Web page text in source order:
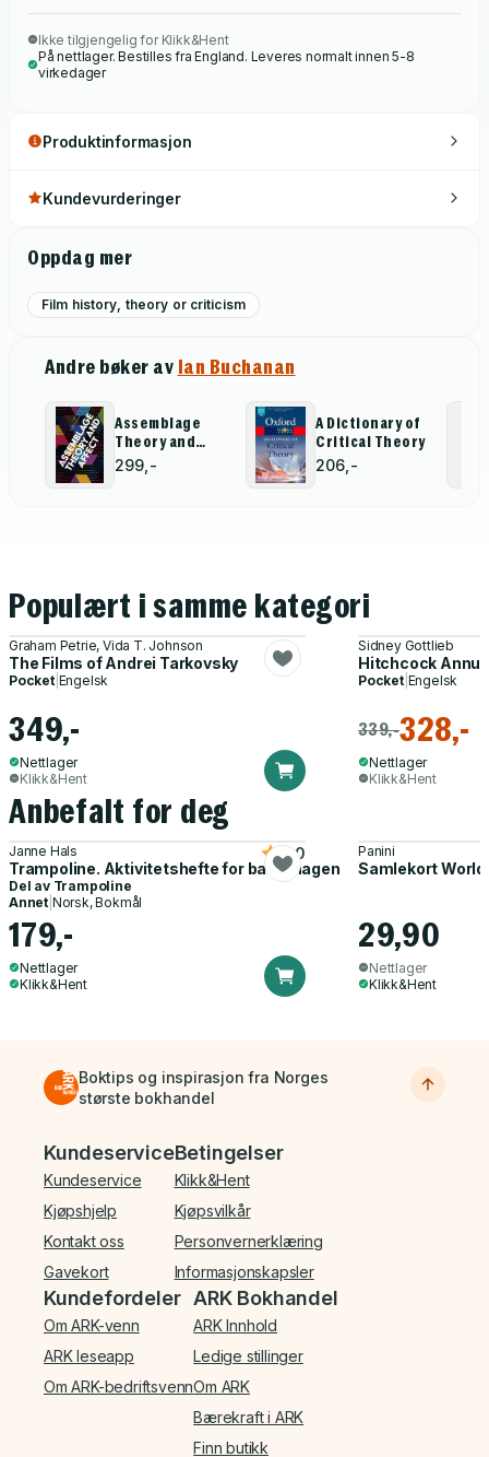
Ikke tilgjengelig for Klikk&Hent
På nettlager. Bestilles fra England. Leveres normalt innen 5-8
virkedager
Produktinformasjon
Kundevurderinger
Oppdag mer
Film history, theory or criticism
Andre bøker av Ian Buchanan
Assemblage
Theory and
Affect
299,-
A Dictionary of
Critical Theory
206,-
Populært i samme kategori
Graham Petrie, Vida T. Johnson
The Films of Andrei Tarkovsky
Pocket| Engelsk
349,-
Nettlager
Klikk&Hent
Sidney Gottlieb
Hitchcock
Pocket| Engelsk
339,-328,-
Nettlager
Klikk&Hent
Anbefalt for deg
Janne Hals
Trampoline. Aktivitetshefte for barnehagen
5.0
Del av Trampoline
Annet Norsk, Bokmål
179,-
Nettlager
Klikk&Hent
Panini
Samlekort
29,90
Nettlager
Klikk&Hent
Boktips og inspirasjon fra Norges
største bokhandel
Bunnmeny
Kundeservice
Kundeservice
Kjøpshjelp
Kontakt oss
Gavekort
Betingelser
Klikk&Hent
Kjøpsvilkår
Personvernerklæring
Informasjonskapsler
Kundefordeler
Om ARK-venn
ARK leseapp
Om ARK-bedriftsvenn
ARK Bokhandel
ARK Innhold
Ledige stillinger
Om ARK
Bærekraft i ARK
Finn butikk